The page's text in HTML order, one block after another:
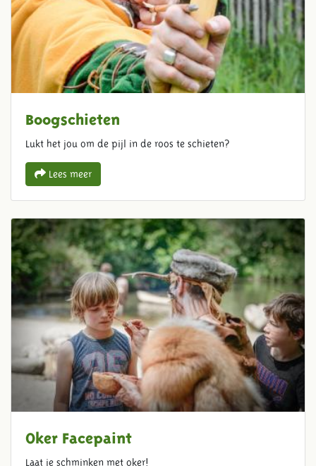
Boogschieten
Lukt het jou om de pijl in de roos te schieten?
Lees meer
Oker Facepaint
Laat je schminken met oker!